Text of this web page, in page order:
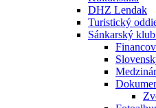
DHZ Lendak
Turistický
Sánkarský